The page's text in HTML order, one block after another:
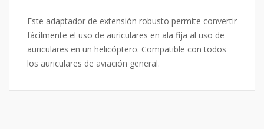
Este adaptador de extensión robusto permite convertir
fácilmente el uso de auriculares en ala fija al uso de
auriculares en un helicóptero. Compatible con todos
los auriculares de aviación general.